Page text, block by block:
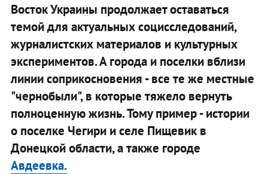
Восток Украины продолжает оставаться
темой для актуальных социсследований,
журналистских материалов и культурных
экспериментов. А города и поселки вблизи
линии соприкосновения - все те же местные
"чернобыли", в которые тяжело вернуть
полноценную жизнь. Тому пример - истории
о поселке Чегири и селе Пищевик в
Донецкой области, а также городе
Авдеевка.